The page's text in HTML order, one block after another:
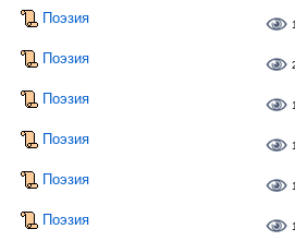
Поэзия
Поэзия
Поэзия
Поэзия
Поэзия
Поэзия